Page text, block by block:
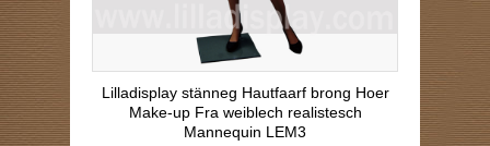
Lilladisplay stänneg Hautfaarf brong Hoer
Make-up Fra weiblech realistesch
Mannequin LEM3